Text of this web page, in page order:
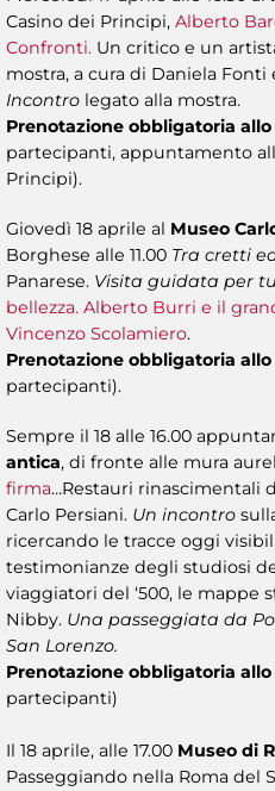
Casino dei Principi, Alberto
Confronti. Un critico e un
mostra, a cura di Daniela
Incontro legato alla mostra.
Prenotazione obbligatoria
partecipanti, appuntamento
Principi).
Giovedì 18 aprile al Museo
Borghese alle 11.00 Tra cretti
Panarese. Visita guidata per
bellezza. Alberto Burri e il
Vincenzo Scolamiero.
Prenotazione obbligatoria
partecipanti).
Sempre il 18 alle 16.00
antica, di fronte alle mura
firma…Restauri rinascimentali
Carlo Persiani. Un incontro
ricercando le tracce oggi
testimonianze degli studiosi
viaggiatori del ‘500, le mappe
Nibby. Una passeggiata da
San Lorenzo.
Prenotazione obbligatoria
partecipanti)
Il 18 aprile, alle 17.00 Museo di
Passeggiando nella Roma del